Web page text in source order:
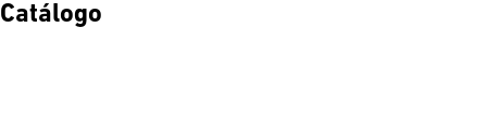
Catálogo